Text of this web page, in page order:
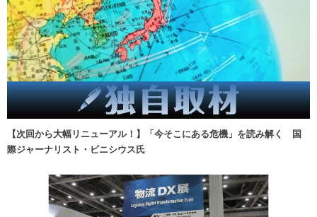
【次回から大幅リニューアル！】「今そこにある危機」を読み解く 国
際ジャーナリスト・ビニシウス氏